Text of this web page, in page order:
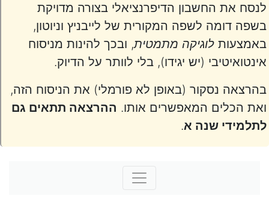
לנסח את החשבון הדיפרנציאלי בצורה מדויקת
בשפה דומה לשפה המקורית של לייבניץ וניוטון,
באמצעות לוגיקה מתמטית, ובכך להינות מניסוח
אינטואיטיבי (יש יגידו), בלי לוותר על הדיוק.
בהרצאה נסקור (באופן לא פורמלי) את הניסוח הזה,
ואת הכלים המאפשרים אותו. ההרצאה תתאים גם
לתלמידי שנה א.